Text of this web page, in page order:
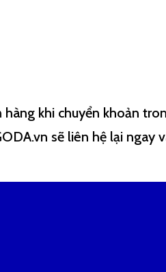
khi chuyển khoản
sẽ liên hệ lại